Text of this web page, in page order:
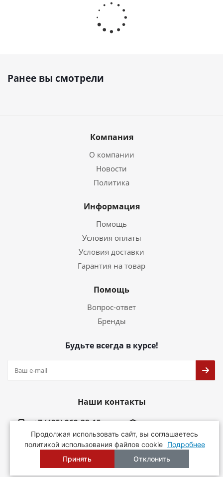
Ранее вы смотрели
Компания
О компании
Новости
Политика
Информация
Помощь
Условия оплаты
Условия доставки
Гарантия на товар
Помощь
Вопрос-ответ
Бренды
Будьте всегда в курсе!
Наши контакты
+7 (495) 969-38-15 info@shiptools.ru
г. Москва, ЗелАО, г.Зеленоград, ул.Радио, д.23
Продолжая использовать сайт, вы соглашаетесь
политикой использования файлов cookie Подробнее
Принять
Отклонить